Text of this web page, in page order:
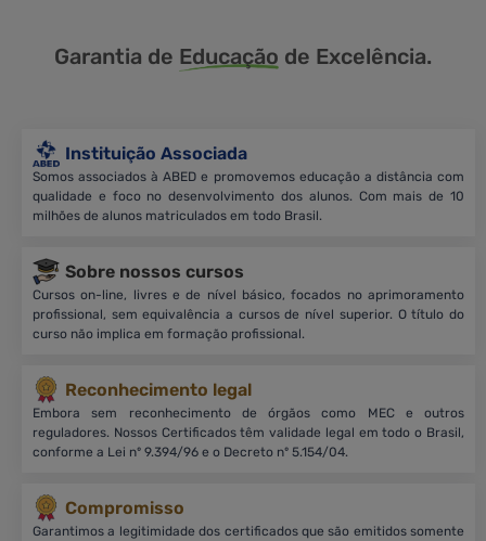
Garantia de Educação de Excelência.
Instituição Associada
Somos associados à ABED e promovemos educação a distância com
qualidade e foco no desenvolvimento dos alunos. Com mais de 10
milhões de alunos matriculados em todo Brasil.
Sobre nossos cursos
Cursos on-line, livres e de nível básico, focados no aprimoramento
profissional, sem equivalência a cursos de nível superior. O título do
curso não implica em formação profissional.
Reconhecimento legal
Embora sem reconhecimento de órgãos como MEC e outros
reguladores. Nossos Certificados têm validade legal em todo o Brasil,
conforme a Lei nº 9.394/96 e o Decreto nº 5.154/04.
Compromisso
Garantimos a legitimidade dos certificados que são emitidos somente